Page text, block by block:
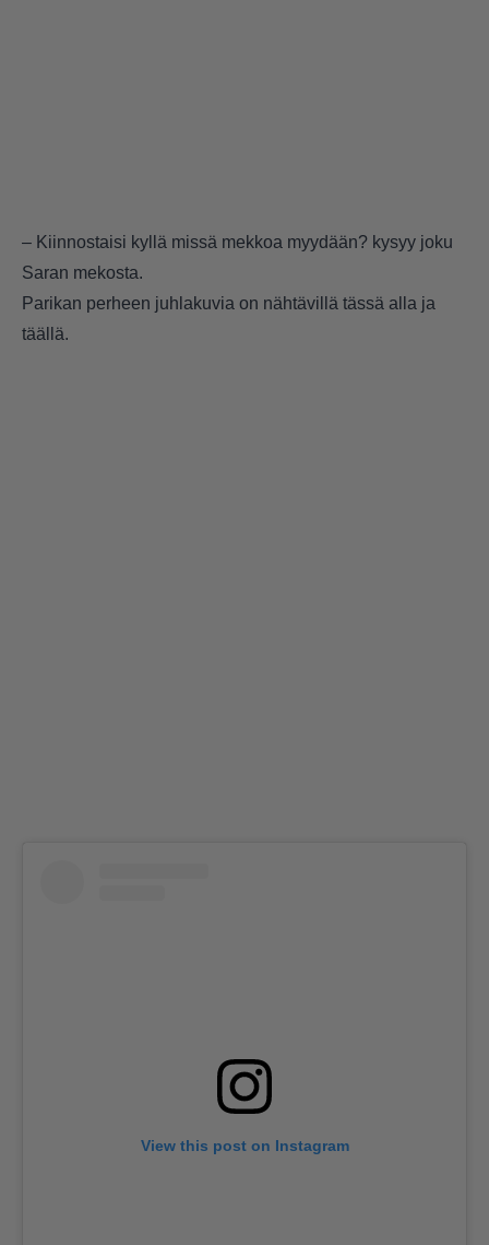
– Kiinnostaisi kyllä missä mekkoa myydään? kysyy joku
Saran mekosta.
Parikan perheen juhlakuvia on nähtävillä tässä alla ja
täällä.
View this post on Instagram